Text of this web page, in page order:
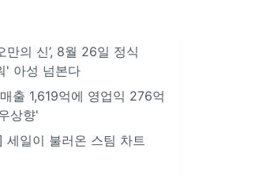
만의 신’, 8월 26일 정식
' 아성 넘본다
출 1,619억에 영업익 276억
상향'
세일이 불러온 스팀 차트